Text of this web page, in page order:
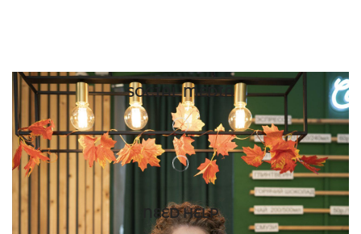
SOCIAL MEDIA
NEED HELP